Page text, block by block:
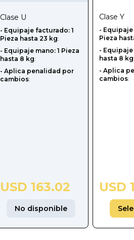
Clase U
-‎ Equipaje facturado: 1
Pieza hasta 23 kg:
- Equipaje mano: 1 Pieza
hasta 8 kg:
- Aplica penalidad por
cambios:
USD 163.02
No disponible
Clase Y
-‎
Pieza
- Equipaje
hasta 8 kg:
- Aplica
cambios:
USD